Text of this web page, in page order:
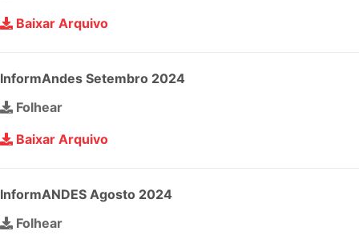
Baixar Arquivo
InformAndes Setembro 2024
Folhear
Baixar Arquivo
InformANDES Agosto 2024
Folhear